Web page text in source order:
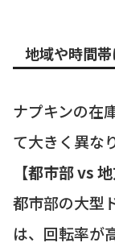
地域や時間
ナプキンの在
て大きく異な
【都市部 vs 地
都市部の大型
は、回転率が